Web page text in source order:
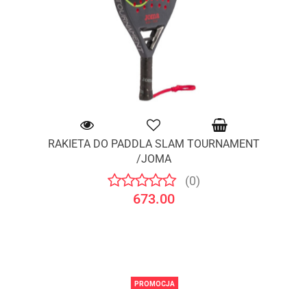
RAKIETA DO PADDLA SLAM TOURNAMENT
/JOMA
(0)
673.00
PROMOCJA